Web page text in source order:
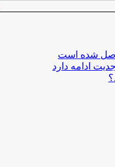
شده است
ادامه دارد